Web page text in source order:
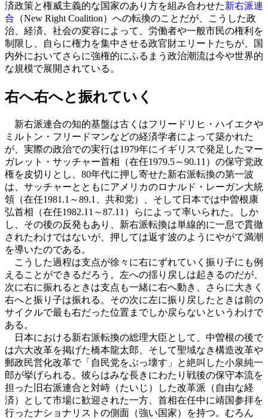
済政策と権威主義的な国家のあり方を組み合わせた新右派連
合 （New Right Coalition）への転換のことだが、こうした政
治、経済、社会の変容によって、労働者や一般市民の権利を
制限し、自らに権力を集中させる政官財エリートたちが、国
内外においてさらに強権的にふるまう政治潮流は今や世界的
な規模で展開されている。
右へ右へと振れていく
新右派連合の知的基盤は古くはフリードリヒ・ハイエクや
ミルトン・フリードマンなどの経済学者によって築かれた
が、実際の政治での実行は1979年にイギリスで発足したマー
ガレット・サッチャー首相（在任1979.5～90.11）の保守党政
権を皮切りとし、80年代に押し寄せた新右派転換の第一波
は、サッチャーとともにアメリカのロナルド・レーガン大統
領（在任1981.1～89.1、共和党）、そして日本では中曽根康
弘首相（在任1982.11～87.11）らによって率いられた。しか
し、その後の反発もあり、新右派転換は単線的に一息で貫徹
されたわけではないが、押しては返す波のようにやがて満潮
を導いたのである。
こうした過程は支点が徐々に右にずれていく振り子にも例
えることができるだろう。左への揺り戻しは起きるのだが、
次に右に振れるときは支点も一緒に右へ動き、さらに大きく
右へと振り子は振れる。その次に左に振り戻したときは前の
サイクルで最も右だった位置までしか戻らないというわけで
ある。
日本における新右派転換の総理大臣として、中曽根の後で
は六大改革を掲げた橋本龍太郎、そして聖域なき構造改革や
郵政民営化改革で「自民党をぶっ壊す」と絶叫した小泉純一
郎が挙げられる。彼らはみな長きにわたり戦後の保守本流を
担った旧右派連合と対峙（たいじ）した改革派（自由な経
済）として市場に歓迎された一方、首相在任中に靖国参拝を
行ったナショナリストの側面（強い国家）を持つ。むろん